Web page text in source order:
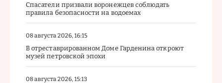
Спасатели призвали воронежцев соблюдать
правила безопасности на водоемах
08 августа 2026, 16:15
В отреставрированном Доме Гарденина откроют
музей петровской эпохи
08 августа 2026, 15:13